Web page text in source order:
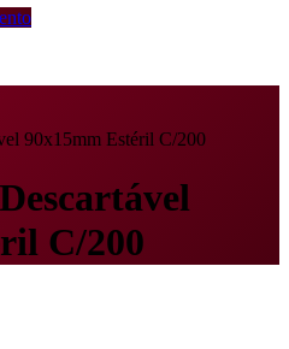
90x15mm Estéril C/200
C/200